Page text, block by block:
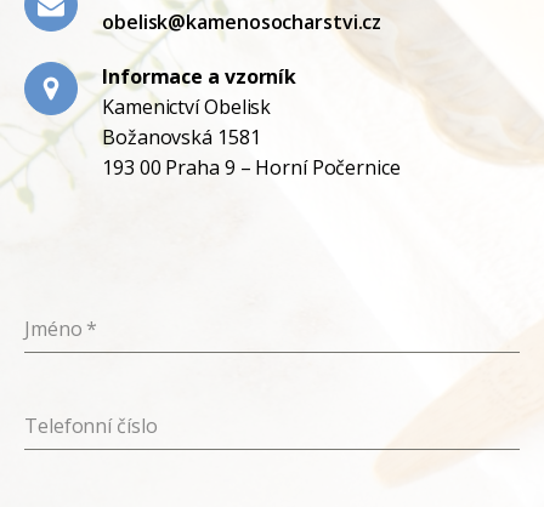
obelisk@kamenosocharstvi.cz
Informace a vzorník
Kamenictví Obelisk
Božanovská 1581
193 00 Praha 9 – Horní Počernice
Jméno *
Telefonní číslo